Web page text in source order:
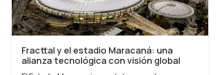
Fracttal y el estadio Maracaná: una
alianza tecnológica con visión global